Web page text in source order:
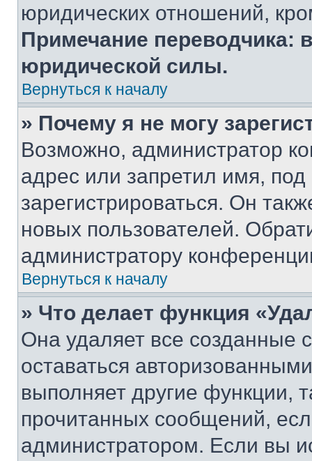
юридических отношений,
Примечание переводчика:
юридической силы.
Вернуться к началу
» Почему я не могу
Возможно, администратор
адрес или запретил имя,
зарегистрироваться. Он
новых пользователей.
администратору
Вернуться к началу
» Что делает функция
Она удаляет все созданные
оставаться
выполняет другие функции,
прочитанных сообщений,
администратором. Если вы